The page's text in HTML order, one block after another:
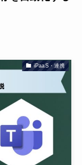
iPaaS・連携